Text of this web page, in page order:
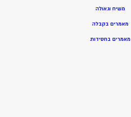
משיח וגאולה
מאמרים בקבלה
מאמרים בחסידות